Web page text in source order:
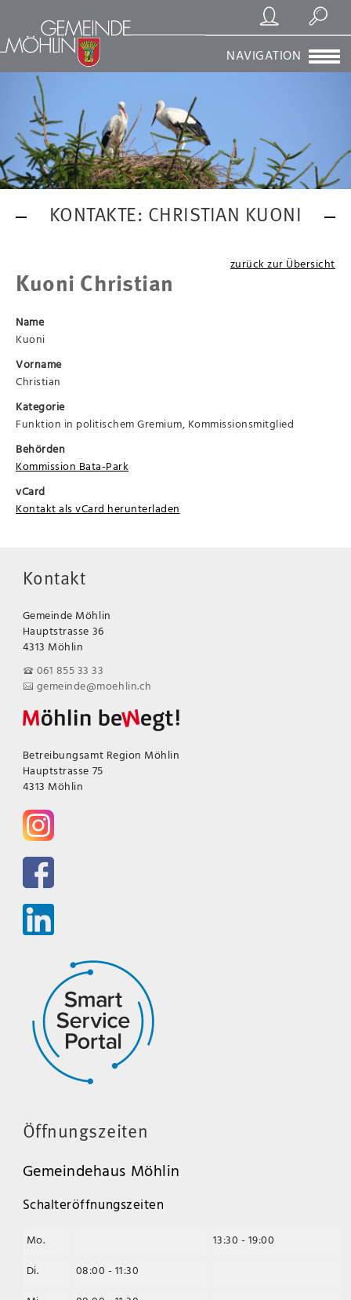
Registrierung/Login
Suchen
NAVIGATION
KONTAKTE: CHRISTIAN KUONI
zurück zur Übersicht
Kuoni Christian
Name
Kuoni
Vorname
Christian
Kategorie
Funktion in politischem Gremium, Kommissionsmitglied
Behörden
Kommission Bata-Park
vCard
Kontakt als vCard herunterladen
Kontakt
Gemeinde Möhlin
Hauptstrasse 36
4313 Möhlin
061 855 33 33
gemeinde@moehlin.ch
Betreibungsamt Region Möhlin
Hauptstrasse 75
4313 Möhlin
Öffnungszeiten
Gemeindehaus Möhlin
Schalteröffnungszeiten
Mo.
13:30 - 19:00
Di.
08:00 - 11:30